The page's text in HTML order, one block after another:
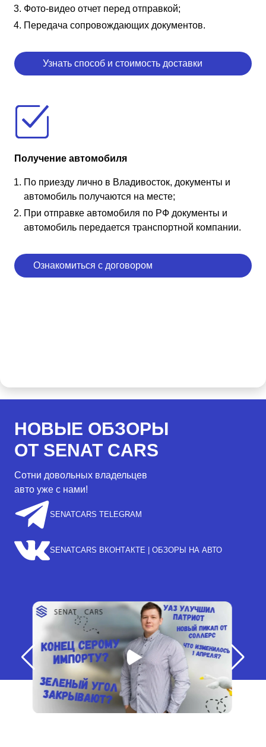
Фото-видео отчет перед отправкой;
Передача сопровождающих документов.
Узнать способ и стоимость доставки
Получение автомобиля
По приезду лично в Владивосток, документы и
автомобиль получаются на месте;
При отправке автомобиля по РФ документы и
автомобиль передается транспортной компании.
Ознакомиться с договором
НОВЫЕ ОБЗОРЫ
ОТ SENAT CARS
Сотни довольных владельцев
авто уже с нами!
SENATCARS TELEGRAM
SENATCARS ВКОНТАКТЕ | ОБЗОРЫ НА АВТО